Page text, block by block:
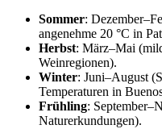
Sommer:
angenehme 20 °C in
Herbst: März–Mai
Weinregionen).
Winter: Juni–August
Temperaturen in
Frühling:
Naturerkundungen).